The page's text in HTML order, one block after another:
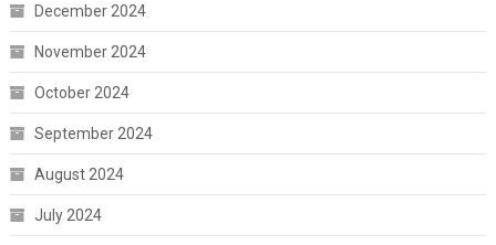
December 2024
November 2024
October 2024
September 2024
August 2024
July 2024